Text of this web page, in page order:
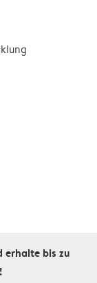
erhalte bis zu